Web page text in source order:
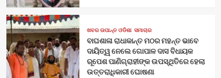
ଖବର ଉପାନ୍ତ ଓଡିଶା ସମାଚାର
ବାଘଶାଳା ରାଧାକାନ୍ତ ମଠର ମହନ୍ତ ଭାବେ
ଦାୟିତ୍ୱ ନେଲେ ଗୋପାଳ ଦାସ ବିଧାୟକ
ରୂପେଶ ପାଣିଗ୍ରାହୀଙ୍କ ଉପସ୍ଥିତିରେ ହେଲା
ଉତ୍ତରାଧିକାରୀ ଘୋଷଣା